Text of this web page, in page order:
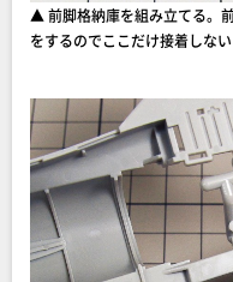
▲ 前脚格納庫を組み立てる。
をするのでここだけ接着しない